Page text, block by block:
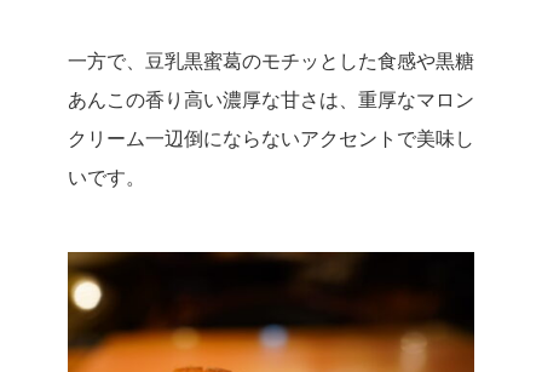
一方で、豆乳黒蜜葛のモチッとした食感や黒糖
あんこの香り高い濃厚な甘さは、重厚なマロン
クリーム一辺倒にならないアクセントで美味し
いです。